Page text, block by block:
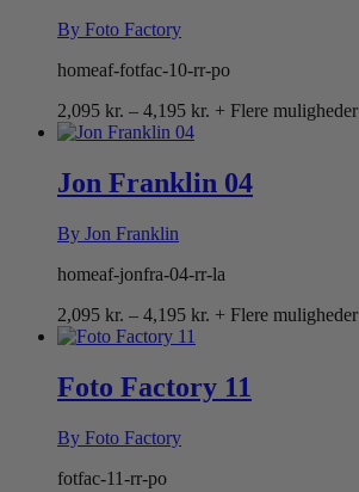
By Foto Factory
homeaf-fotfac-10-rr-po
2,095 kr. – 4,195 kr. Prisinterval:
4,195 kr.
+ Flere muligheder
Jon Franklin 04
By Jon Franklin
homeaf-jonfra-04-rr-la
2,095 kr. – 4,195 kr. Prisinterval:
4,195 kr.
+ Flere muligheder
Foto Factory 11
By Foto Factory
fotfac-11-rr-po